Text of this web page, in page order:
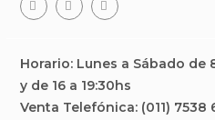
Horario: Lunes a Sábado de
y de 16 a 19:30hs
Venta Telefónica: (011) 7538